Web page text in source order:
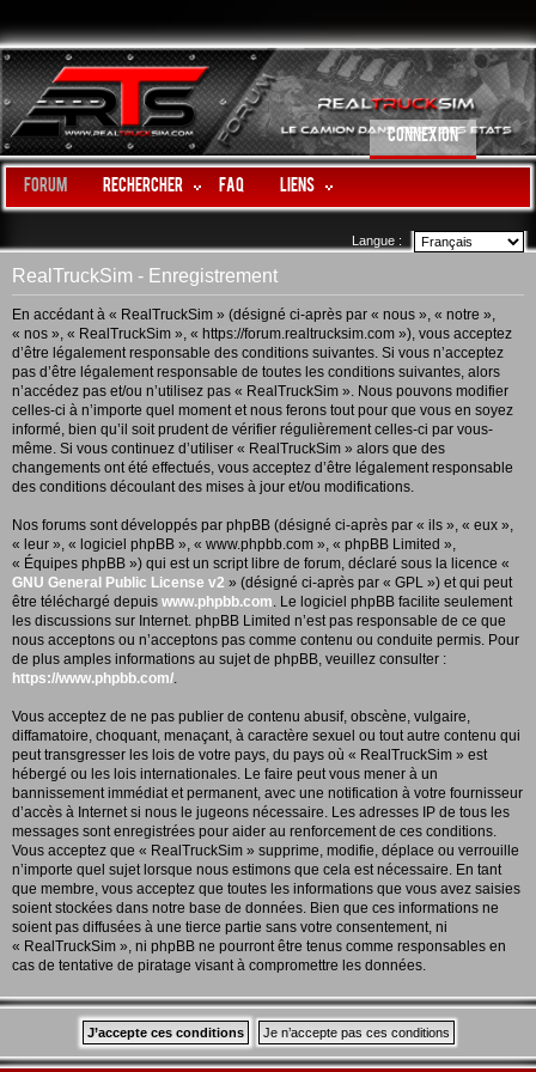
CONNEXION
Forum Rechercher FAQ LIENS
Langue :
RealTruckSim - Enregistrement
En accédant à « RealTruckSim » (désigné ci-après par « nous », « notre »,
« nos », « RealTruckSim », « https://forum.realtrucksim.com »), vous acceptez
d’être légalement responsable des conditions suivantes. Si vous n’acceptez
pas d’être légalement responsable de toutes les conditions suivantes, alors
n’accédez pas et/ou n’utilisez pas « RealTruckSim ». Nous pouvons modifier
celles-ci à n’importe quel moment et nous ferons tout pour que vous en soyez
informé, bien qu’il soit prudent de vérifier régulièrement celles-ci par vous-
même. Si vous continuez d’utiliser « RealTruckSim » alors que des
changements ont été effectués, vous acceptez d’être légalement responsable
des conditions découlant des mises à jour et/ou modifications.
Nos forums sont développés par phpBB (désigné ci-après par « ils », « eux »,
« leur », « logiciel phpBB », « www.phpbb.com », « phpBB Limited »,
« Équipes phpBB ») qui est un script libre de forum, déclaré sous la licence «
GNU General Public License v2 » (désigné ci-après par « GPL ») et qui peut
être téléchargé depuis www.phpbb.com . Le logiciel phpBB facilite seulement
les discussions sur Internet. phpBB Limited n’est pas responsable de ce que
nous acceptons ou n’acceptons pas comme contenu ou conduite permis. Pour
de plus amples informations au sujet de phpBB, veuillez consulter :
https://www.phpbb.com/
Vous acceptez de ne pas publier de contenu abusif, obscène, vulgaire,
diffamatoire, choquant, menaçant, à caractère sexuel ou tout autre contenu qui
peut transgresser les lois de votre pays, du pays où « RealTruckSim » est
hébergé ou les lois internationales. Le faire peut vous mener à un
bannissement immédiat et permanent, avec une notification à votre fournisseur
d’accès à Internet si nous le jugeons nécessaire. Les adresses IP de tous les
messages sont enregistrées pour aider au renforcement de ces conditions.
Vous acceptez que « RealTruckSim » supprime, modifie, déplace ou verrouille
n’importe quel sujet lorsque nous estimons que cela est nécessaire. En tant
que membre, vous acceptez que toutes les informations que vous avez saisies
soient stockées dans notre base de données. Bien que ces informations ne
soient pas diffusées à une tierce partie sans votre consentement, ni
« RealTruckSim », ni phpBB ne pourront être tenus comme responsables en
cas de tentative de piratage visant à compromettre les données.